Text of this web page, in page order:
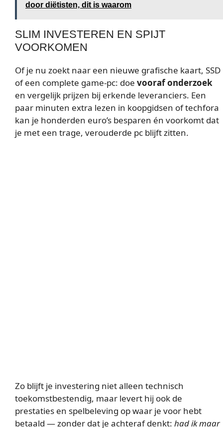
door diëtisten, dit is waarom
SLIM INVESTEREN EN SPIJT
VOORKOMEN
Of je nu zoekt naar een nieuwe grafische kaart, SSD
of een complete game-pc: doe vooraf onderzoek
en vergelijk prijzen bij erkende leveranciers. Een
paar minuten extra lezen in koopgidsen of techfora
kan je honderden euro’s besparen én voorkomt dat
je met een trage, verouderde pc blijft zitten.
Zo blijft je investering niet alleen technisch
toekomstbestendig, maar levert hij ook de
prestaties en spelbeleving op waar je voor hebt
betaald — zonder dat je achteraf denkt: had ik maar